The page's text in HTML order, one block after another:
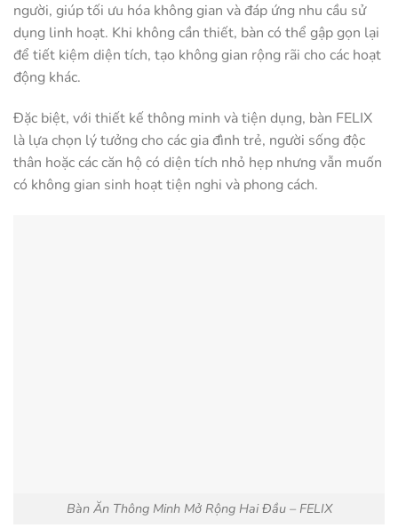
người, giúp tối ưu hóa không gian và đáp ứng nhu cầu sử
dụng linh hoạt. Khi không cần thiết, bàn có thể gập gọn lại
để tiết kiệm diện tích, tạo không gian rộng rãi cho các hoạt
động khác.
Đặc biệt, với thiết kế thông minh và tiện dụng, bàn FELIX
là lựa chọn lý tưởng cho các gia đình trẻ, người sống độc
thân hoặc các căn hộ có diện tích nhỏ hẹp nhưng vẫn muốn
có không gian sinh hoạt tiện nghi và phong cách.
Bàn Ăn Thông Minh Mở Rộng Hai Đầu – FELIX